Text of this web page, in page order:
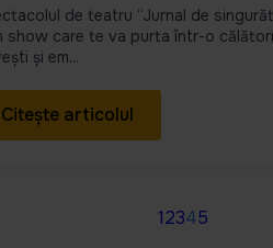
de teatru “Jurnal de
show care te va purta într-o
și em...
Citește articolul
12345